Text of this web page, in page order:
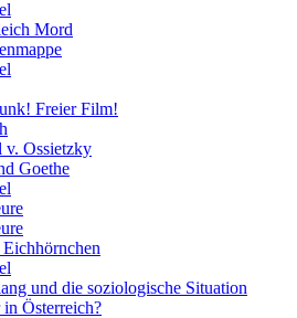
Mord
Freier Film!
v. Ossietzky
Goethe
und die soziologische Situation
Österreich?